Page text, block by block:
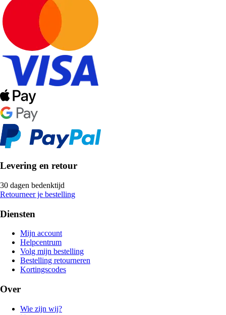
Levering en retour
30 dagen bedenktijd
Retourneer je bestelling
Diensten
Mijn account
Helpcentrum
Volg mijn bestelling
Bestelling retourneren
Kortingscodes
Over
Wie zijn wij?